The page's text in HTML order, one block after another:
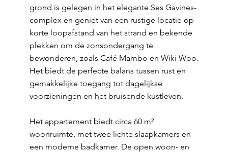
grond is gelegen in het elegante Ses Gavines-
complex en geniet van een rustige locatie op
korte loopafstand van het strand en bekende
plekken om de zonsondergang te
bewonderen, zoals Café Mambo en Wiki Woo.
Het biedt de perfecte balans tussen rust en
gemakkelijke toegang tot dagelijkse
voorzieningen en het bruisende kustleven.
Het appartement biedt circa 60 m²
woonruimte, met twee lichte slaapkamers en
een moderne badkamer. De open woon- en